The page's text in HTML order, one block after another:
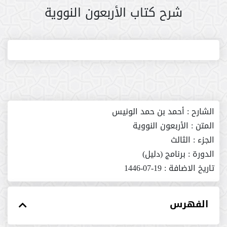
شرح كتاب الأربعون النووية
الشارح : أحمد بن حمد الونيس
المتن : الأربعون النووية
الجزء : الثالث
الدورة : برنامج (دليل)
تاريخ الاضافة :19-07-1446
الفهرس